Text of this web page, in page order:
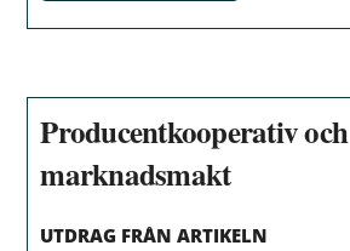
Producentkooperativ och
marknadsmakt
UTDRAG FRÅN ARTIKELN